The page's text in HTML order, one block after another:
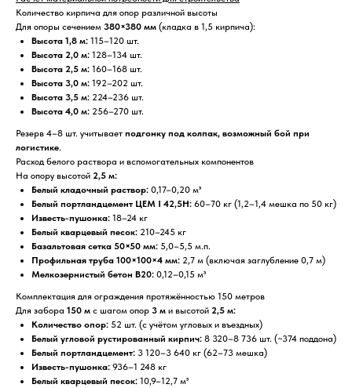
Количество кирпича для опор различной высоты
Для опоры сечением 380×380 мм (кладка в 1,5 кирпича):
Высота 1,8 м: 115–120 шт.
Высота 2,0 м: 128–134 шт.
Высота 2,5 м: 160–168 шт.
Высота 3,0 м: 192–202 шт.
Высота 3,5 м: 224–236 шт.
Высота 4,0 м: 256–270 шт.
Резерв 4–8 шт. учитывает подгонку под колпак, возможный бой при
логистике.
Расход белого раствора и вспомогательных компонентов
На опору высотой 2,5 м:
Белый кладочный раствор: 0,17–0,20 м³
Белый портландцемент ЦЕМ I 42,5Н: 60–70 кг (1,2–1,4 мешка по 50 кг)
Известь-пушонка: 18–24 кг
Белый кварцевый песок: 210–245 кг
Базальтовая сетка 50×50 мм: 5,0–5,5 м.п.
Профильная труба 100×100×4 мм: 2,7 м (включая заглубление 0,7 м)
Мелкозернистый бетон В20: 0,12–0,15 м³
Комплектация для ограждения протяжённостью 150 метров
Для забора 150 м с шагом опор 3 м и высотой 2,5 м:
Количество опор: 52 шт. (с учётом угловых и въездных)
Белый угловой рустированный кирпич: 8 320–8 736 шт. (~374 поддона)
Белый портландцемент: 3 120–3 640 кг (62–73 мешка)
Известь-пушонка: 936–1 248 кг
Белый кварцевый песок: 10,9–12,7 м³